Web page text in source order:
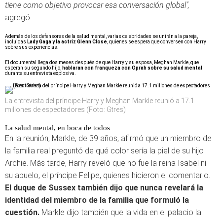
tiene como objetivo provocar esa conversación global",
agregó.
Además de los defensores de la salud mental, varias celebridades se unirán a la pareja,
incluidas Lady Gaga y la actriz Glenn Close , quienes se espera que conversen con Harry
sobre sus experiencias.
El documental llega dos meses después de que Harry y su esposa, Meghan Markle, que
esperan su segundo hijo, hablaran con franqueza con Oprah sobre su salud mental
durante su entrevista explosiva.
La entrevista del príncipe Harry y Meghan Markle reunió a 17.1
millones de espectadores (Foto: Gtres)
La salud mental, en boca de todos
En la reunión, Markle, de 39 años, afirmó que un miembro de
la familia real preguntó de qué color sería la piel de su hijo
Archie. Más tarde, Harry reveló que no fue la reina Isabel ni
su abuelo, el príncipe Felipe, quienes hicieron el comentario.
El duque de Sussex también dijo que nunca revelará la
identidad del miembro de la familia que formuló la
cuestión. Markle dijo también que la vida en el palacio la